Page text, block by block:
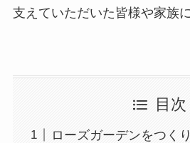
支えていただいた皆様や家族
目次
ローズガーデンをつく